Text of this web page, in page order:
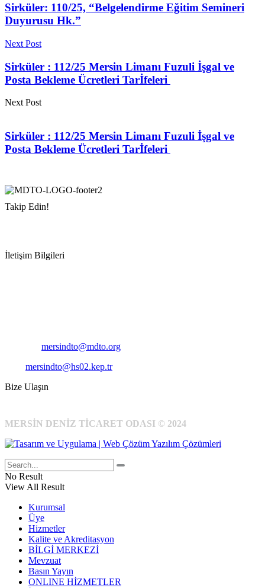
Sirküler: 110/25, “Belgelendirme Eğitim Semineri
Duyurusu Hk.”
Next Post
Sirküler : 112/25 Mersin Limanı Fuzuli İşgal ve
Posta Bekleme Ücretleri Tarİfeleri
Next Post
Sirküler : 112/25 Mersin Limanı Fuzuli İşgal ve
Posta Bekleme Ücretleri Tarİfeleri
Takip Edin!
İletişim Bilgileri
mersindto@mdto.org
mersindto@hs02.kep.tr
Bize Ulaşın
MERSİN DENİZ TİCARET ODASI © 2024
No Result
View All Result
Kurumsal
Üye
Hizmetler
Kalite ve Akreditasyon
BİLGİ MERKEZİ
Mevzuat
Basın Yayın
ONLINE HİZMETLER